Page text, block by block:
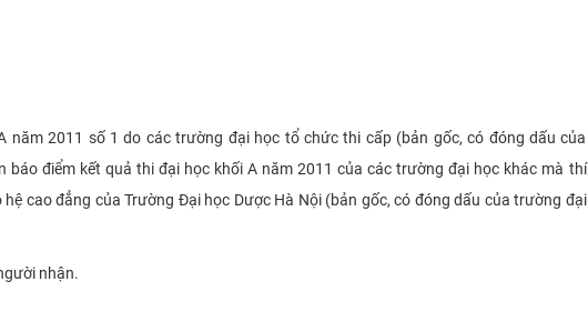
năm 2011 số 1 do các trường đại học tổ chức thi cấp (bản gốc, có đóng dấu của
điểm kết quả thi đại học khối A năm 2011 của các trường đại học khác mà thí
cao đẳng của Trường Đại học Dược Hà Nội (bản gốc, có đóng dấu của trường đại
nhận.